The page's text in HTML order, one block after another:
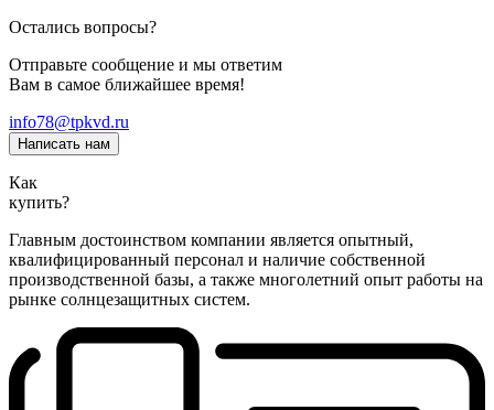
Остались вопросы?
Отправьте сообщение и мы ответим
Вам в самое ближайшее время!
info78@tpkvd.ru
Написать нам
Как
купить?
Главным достоинством компании является опытный,
квалифицированный персонал и наличие собственной
производственной базы, а также многолетний опыт работы на
рынке солнцезащитных систем.